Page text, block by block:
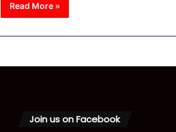
Read More »
Join us on Facebook